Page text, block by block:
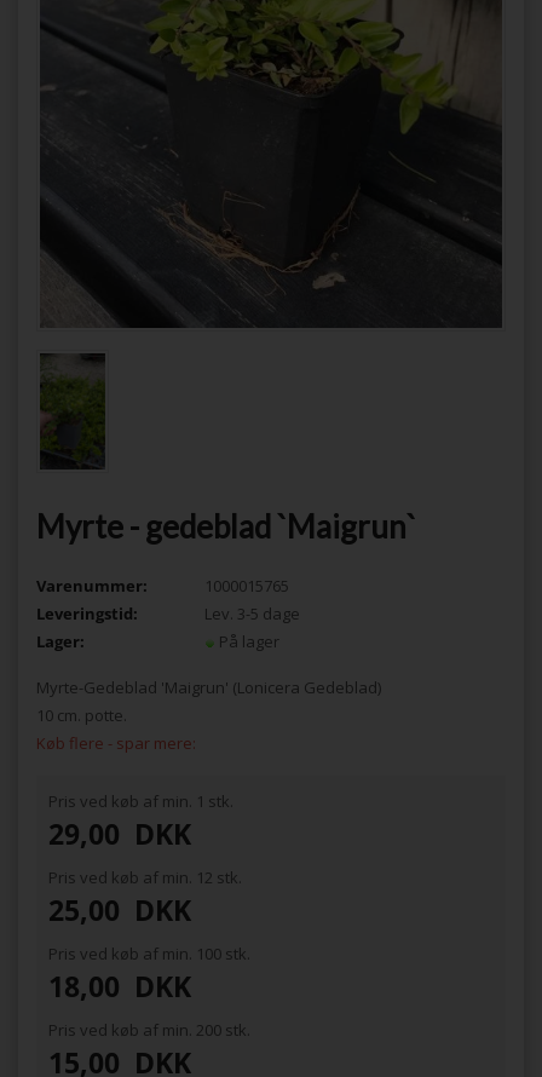
Myrte - gedeblad `Maigrun`
Varenummer:
1000015765
Leveringstid:
Lev. 3-5 dage
Lager:
På lager
Myrte-Gedeblad 'Maigrun' (Lonicera Gedeblad)
10 cm. potte.
Køb flere - spar mere:
Pris ved køb af min. 1 stk.
29,00 DKK
Pris ved køb af min. 12 stk.
25,00 DKK
Pris ved køb af min. 100 stk.
18,00 DKK
Pris ved køb af min. 200 stk.
15,00 DKK